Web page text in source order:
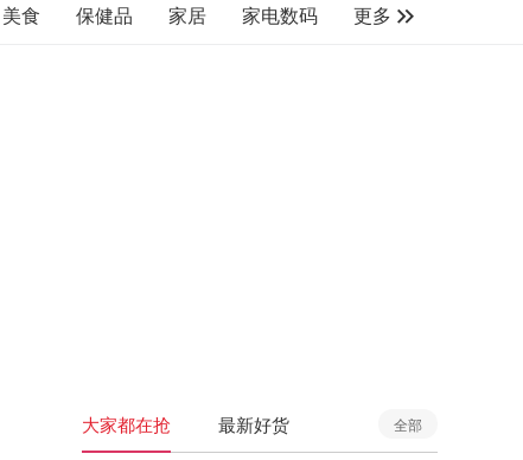
🇨🇦加拿大
美食 保健品 家居 家电数码
更多
大家都在抢 最新好货 全部